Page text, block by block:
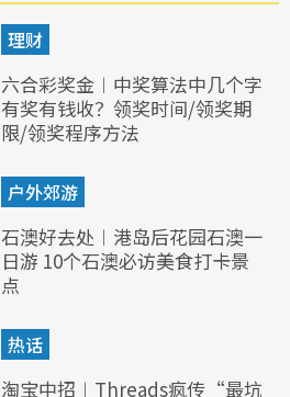
理财
六合彩奖金︱中奖算法中几个字
有奖有钱收？领奖时间/领奖期
限/领奖程序方法
户外郊游
石澳好去处︱港岛后花园石澳一
日游 10个石澳必访美食打卡景
点
热话
淘宝中招︱Threads疯传“最坑